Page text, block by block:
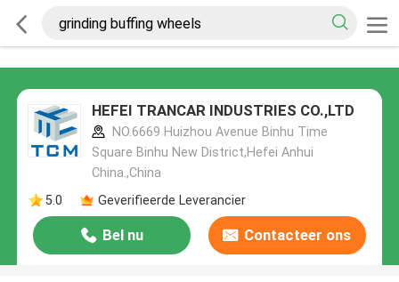
HEFEI TRANCAR INDUSTRIES CO.,LTD
NO.6669 Huizhou Avenue Binhu Time
Square Binhu New District,Hefei Anhui
China.,China
5.0
Geverifieerde Leverancier
Bel nu Contacteer ons